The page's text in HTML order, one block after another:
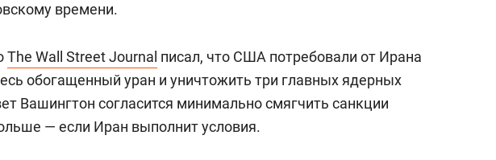
времени.
The Wall Street Journal писал, что США потребовали от Ирана
обогащенный уран и уничтожить три главных ядерных
Вашингтон согласится минимально смягчить санкции
— если Иран выполнит условия.